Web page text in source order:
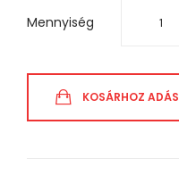
Mennyiség
KOSÁRHOZ ADÁS